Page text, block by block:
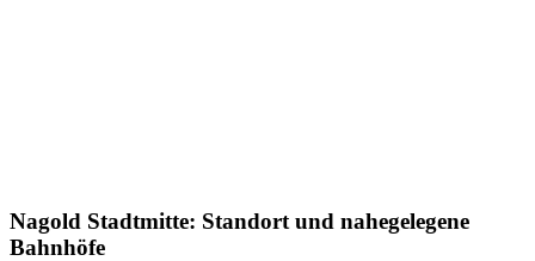
Nagold Stadtmitte: Standort und nahegelegene
Bahnhöfe